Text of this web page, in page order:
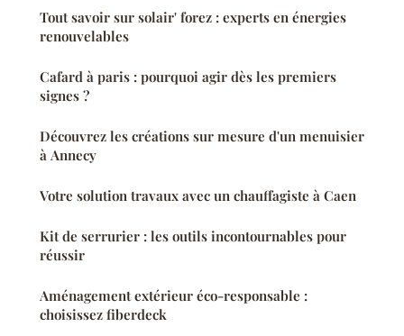
Tout savoir sur solair' forez : experts en énergies
renouvelables
Cafard à paris : pourquoi agir dès les premiers
signes ?
Découvrez les créations sur mesure d'un menuisier
à Annecy
Votre solution travaux avec un chauffagiste à Caen
Kit de serrurier : les outils incontournables pour
réussir
Aménagement extérieur éco-responsable :
choisissez fiberdeck